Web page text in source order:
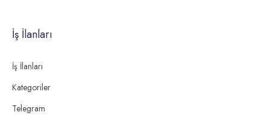
İş İlanları
İş İlanları
Kategoriler
Telegram